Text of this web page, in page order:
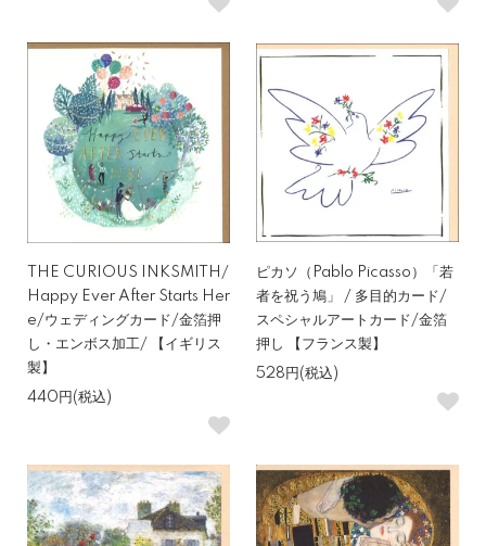
THE CURIOUS INKSMITH/
Happy Ever After Starts Her
e/ウェディングカード/金箔押
し・エンボス加工/ 【イギリス
製】
440円(税込)
ピカソ（Pablo Picasso）「若
者を祝う鳩」 / 多目的カード/
スペシャルアートカード/金箔
押し 【フランス製】
528円(税込)